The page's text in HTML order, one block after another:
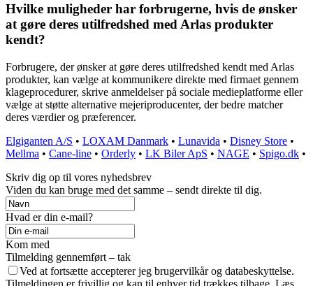
Hvilke muligheder har forbrugerne, hvis de ønsker
at gøre deres utilfredshed med Arlas produkter
kendt?
Forbrugere, der ønsker at gøre deres utilfredshed kendt med Arlas
produkter, kan vælge at kommunikere direkte med firmaet gennem
klageprocedurer, skrive anmeldelser på sociale medieplatforme eller
vælge at støtte alternative mejeriproducenter, der bedre matcher
deres værdier og præferencer.
Elgiganten A/S • LOXAM Danmark • Lunavida • Disney Store •
Mellma • Cane-line • Orderly • LK Biler ApS • NAGE • Spigo.dk •
Skriv dig op til vores nyhedsbrev
Viden du kan bruge med det samme – sendt direkte til dig.
Hvad er din e-mail?
Kom med
Tilmelding gennemført – tak
Ved at fortsætte accepterer jeg brugervilkår og databeskyttelse.
Tilmeldingen er frivillig og kan til enhver tid trækkes tilbage. Læs